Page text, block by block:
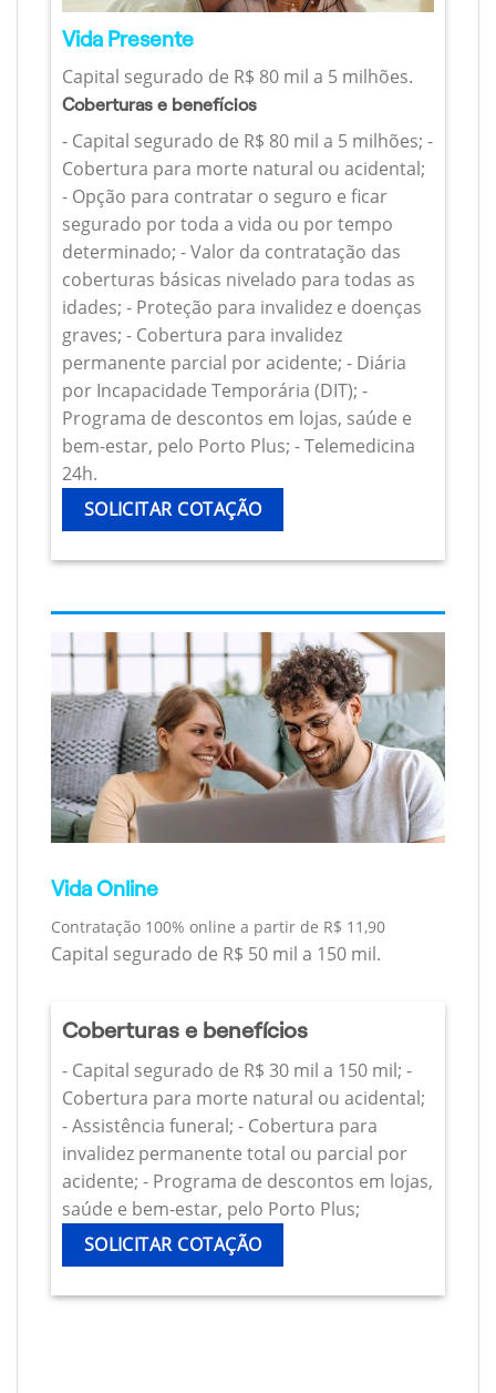
Vida Presente
Capital segurado de R$ 80 mil a 5 milhões.
Coberturas e benefícios
- Capital segurado de R$ 80 mil a 5 milhões; -
Cobertura para morte natural ou acidental;
- Opção para contratar o seguro e ficar
segurado por toda a vida ou por tempo
determinado; - Valor da contratação das
coberturas básicas nivelado para todas as
idades; - Proteção para invalidez e doenças
graves; - Cobertura para invalidez
permanente parcial por acidente; - Diária
por Incapacidade Temporária (DIT); -
Programa de descontos em lojas, saúde e
bem-estar, pelo Porto Plus; - Telemedicina
24h.
SOLICITAR COTAÇÃO
Vida Online
Contratação 100% online a partir de R$ 11,90
Capital segurado de R$ 50 mil a 150 mil.
Coberturas e benefícios
- Capital segurado de R$ 30 mil a 150 mil; -
Cobertura para morte natural ou acidental;
- Assistência funeral; - Cobertura para
invalidez permanente total ou parcial por
acidente; - Programa de descontos em lojas,
saúde e bem-estar, pelo Porto Plus;
SOLICITAR COTAÇÃO